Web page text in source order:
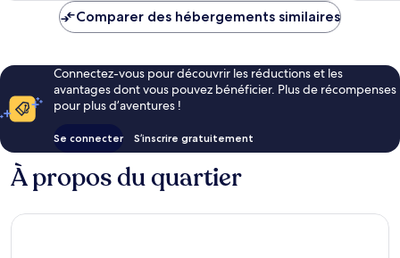
de
Comparer des hébergements similaires
Connectez-vous pour découvrir les réductions et les
avantages dont vous pouvez bénéficier. Plus de récompenses
pour plus d’aventures !
Se connecter S’inscrire gratuitement
À propos du quartier